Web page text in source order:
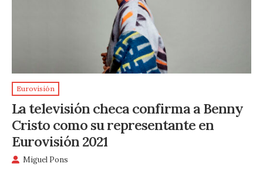
Eurovisión
La televisión checa confirma a Benny
Cristo como su representante en
Eurovisión 2021
Miguel Pons